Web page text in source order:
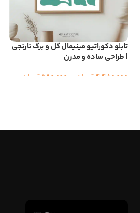
تابلو دکوراتیو مینیمال گل و برگ نارنجی
| طراحی ساده و مدرن
4,480,000تومان 580,000 تومان